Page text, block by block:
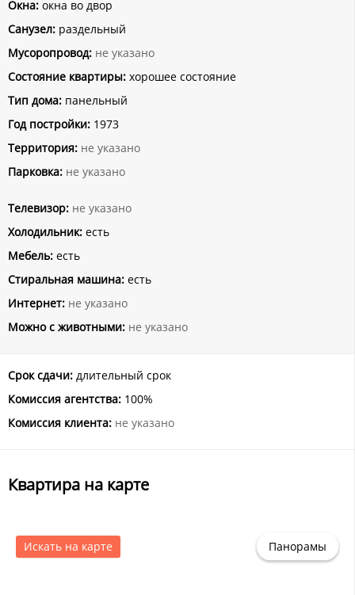
Окна: окна во двор
Санузел: раздельный
Мусоропровод: не указано
Состояние квартиры: хорошее состояние
Тип дома: панельный
Год постройки: 1973
Территория: не указано
Парковка: не указано
Телевизор: не указано
Холодильник: есть
Мебель: есть
Стиральная машина: есть
Интернет: не указано
Можно с животными: не указано
Срок сдачи: длительный срок
Комиссия агентства: 100%
Комиссия клиента: не указано
Квартира на карте
Искать на карте Панорамы